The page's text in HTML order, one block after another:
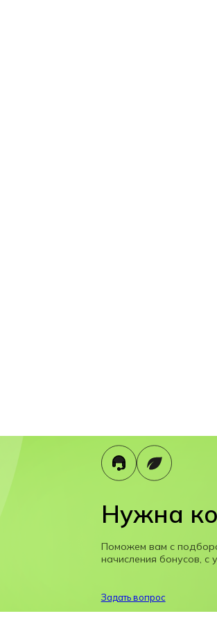
Нужна
Поможем вам с
начисления бонусов, с
Задать вопрос